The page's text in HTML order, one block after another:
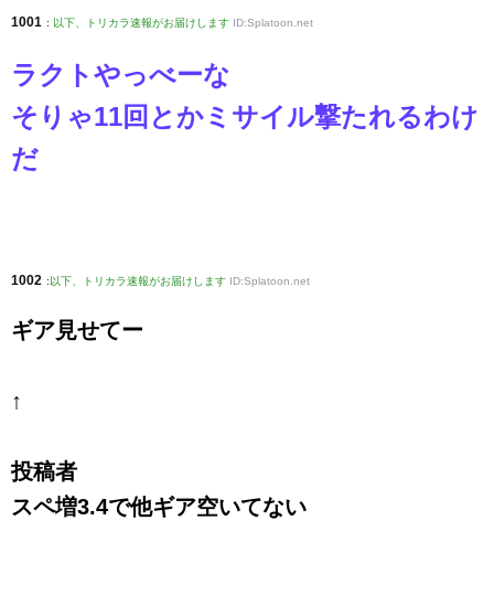
1001 : 以下、トリカラ速報がお届けします ID:Splatoon.net
ラクトやっべーな
そりゃ11回とかミサイル撃たれるわけ
だ
1002 : 以下、トリカラ速報がお届けします ID:Splatoon.net
ギア見せてー
↑
投稿者
スペ増3.4で他ギア空いてない